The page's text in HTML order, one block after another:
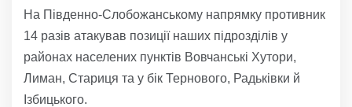
На Південно-Слобожанському напрямку противник
14 разів атакував позиції наших підрозділів у
районах населених пунктів Вовчанські Хутори,
Лиман, Стариця та у бік Тернового, Радьківки й
Ізбицького.